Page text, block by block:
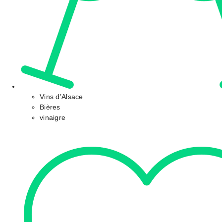
Vins d’Alsace
Bières
vinaigre